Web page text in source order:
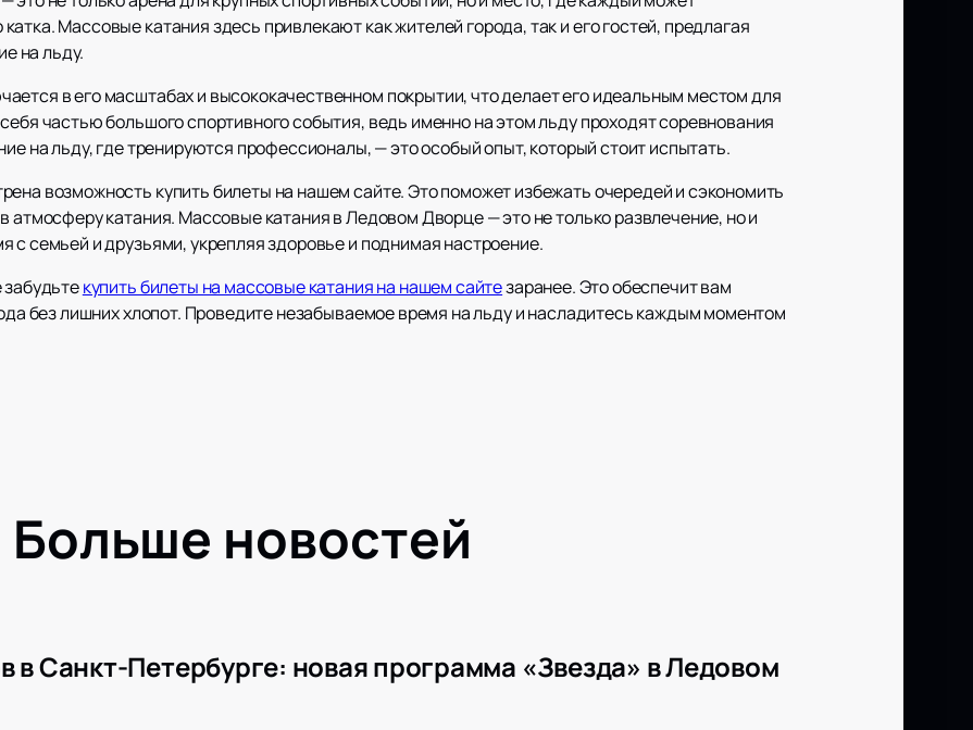
Массовые катания здесь привлекают как жителей города, так и его гостей, предлагая
на льду.
в его масштабах и высококачественном покрытии, что делает его идеальным местом для
частью большого спортивного события, ведь именно на этом льду проходят соревнования
на льду, где тренируются профессионалы, — это особый опыт, который стоит испытать.
возможность купить билеты на нашем сайте. Это поможет избежать очередей и сэкономить
атмосферу катания. Массовые катания в Ледовом Дворце — это не только развлечение, но и
с семьей и друзьями, укрепляя здоровье и поднимая настроение.
купить билеты на массовые катания на нашем сайтезаранее. Это обеспечит вам
без лишних хлопот. Проведите незабываемое время на льду и насладитесь каждым моментом
Больше новостей
в Санкт-Петербурге: новая программа «Звезда» в Ледовом